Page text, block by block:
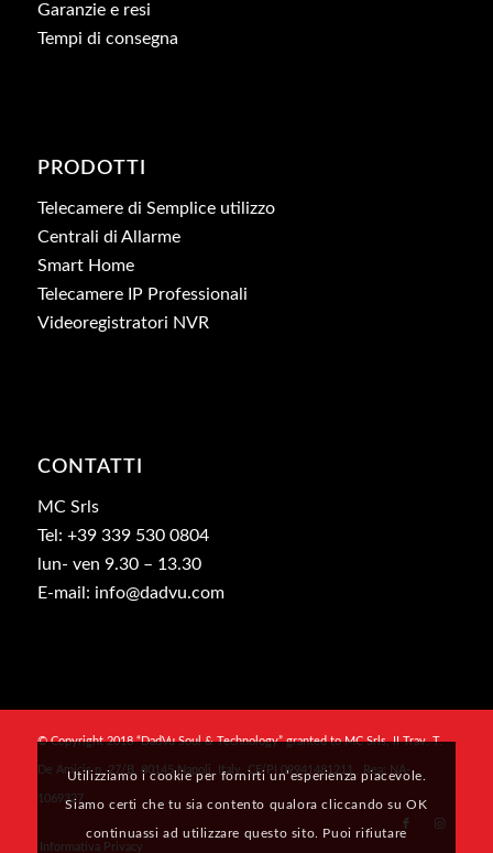
Garanzie e resi
Tempi di consegna
PRODOTTI
Telecamere di Semplice utilizzo
Centrali di Allarme
Smart Home
Telecamere IP Professionali
Videoregistratori NVR
CONTATTI
MC Srls
Tel: +39 339 530 0804
lun- ven 9.30 – 13.30
E-mail: info@dadvu.com
© Copyright 2018 “DadVu Soul & Technology” granted to MC Srls, II Trav. T.
De Amicis n. 27/B, 80145 Napoli, Italy, CF/PI 09941481211 , Rea: NA-
1069327
Informativa Privacy
Utilizziamo i cookie per fornirti un’esperienza piacevole.
Siamo certi che tu sia contento qualora cliccando su OK
continuassi ad utilizzare questo sito. Puoi rifiutare